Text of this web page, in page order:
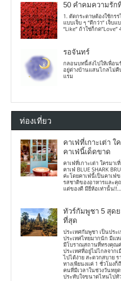
50 คำคมความรัก
1. ตัดกระดาษต้องใช้กร
แบบเจ็บ ๆ “ดีกว่า” เจ็บ
“Like” ถ้าใช่ก็กด
รอจันทร์
กลอนบทนี้ส่งไปให้เพื่อ
อยู่ต่างบ้านแสนไกลไม่
แรม
ท่องเที่ยว
คาเฟ่ที่เกาะเต่า
คาเฟ่นี้เด็ดขาด
คาเฟ่ที่เกาะเต่า ใครมา
คาเฟ่ BLUE SHARK
ค่ะโดยคาเฟ่นี้เป็นคาเฟ่
รสชาติของอาหารและ
แต่ของดี มียี่ห้อเท่านั้น!!...
ทัวร์กัมพูชา 5 สุด
ที่สุด
ประเทศกัมพูชา เป็นประ
ประเทศไทยมากนัก มีแห
มีโบราณสถานที่ทรงคุณ
ประเทศที่อยู่ไม่ไกลจาก
ไปได้ง่าย สะดวกสบาย
ทางเพียนงแค่ 1 ชั่วโมงก็
คนที่มีเวลาในช่วงวันหยุ
ประทับใจขนาดไหนไปทั